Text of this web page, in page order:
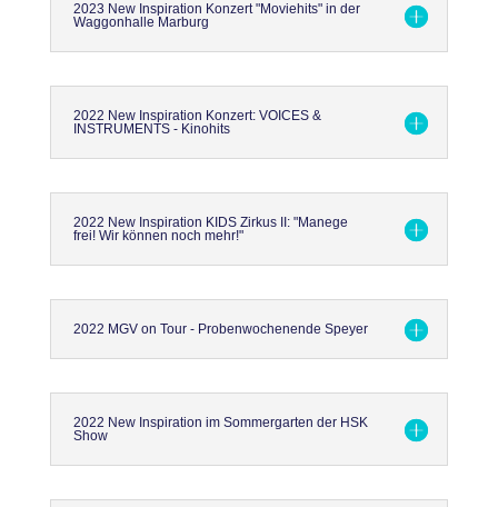
2023 New Inspiration Konzert "Moviehits" in der
Waggonhalle Marburg
2022 New Inspiration Konzert: VOICES &
INSTRUMENTS - Kinohits
2022 New Inspiration KIDS Zirkus II: "Manege
frei! Wir können noch mehr!"
2022 MGV on Tour - Probenwochenende Speyer
2022 New Inspiration im Sommergarten der HSK
Show